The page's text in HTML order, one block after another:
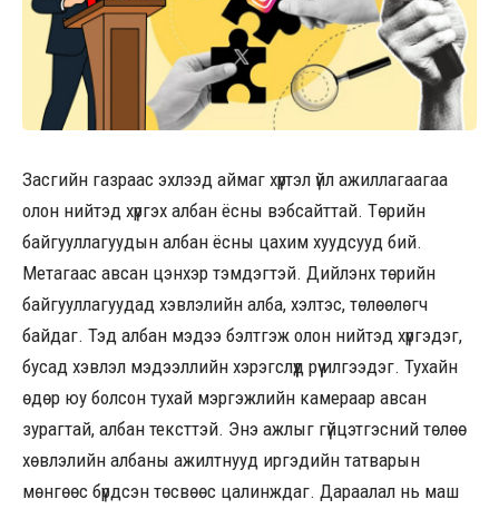
Засгийн газраас эхлээд аймаг хүртэл үйл ажиллагаагаа
олон нийтэд хүргэх албан ёсны вэбсайттай. Төрийн
байгууллагуудын албан ёсны цахим хуудсууд бий.
Метагаас авсан цэнхэр тэмдэгтэй. Дийлэнх төрийн
байгууллагуудад хэвлэлийн алба, хэлтэс, төлөөлөгч
байдаг. Тэд албан мэдээ бэлтгэж олон нийтэд хүргэдэг,
бусад хэвлэл мэдээллийн хэрэгслүүд рүү илгээдэг. Тухайн
өдөр юу болсон тухай мэргэжлийн камераар авсан
зурагтай, албан тексттэй. Энэ ажлыг гүйцэтгэсний төлөө
хөвлэлийн албаны ажилтнууд иргэдийн татварын
мөнгөөс бүрдсэн төсвөөс цалинждаг. Дараалал нь маш